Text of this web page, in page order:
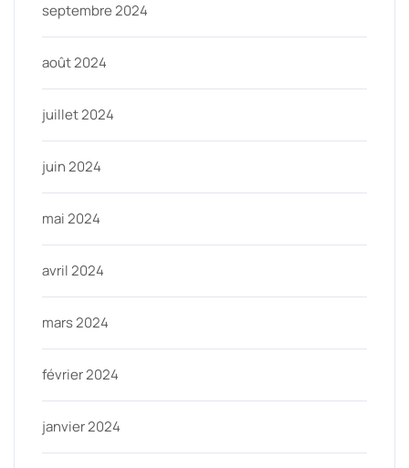
septembre 2024
août 2024
juillet 2024
juin 2024
mai 2024
avril 2024
mars 2024
février 2024
janvier 2024